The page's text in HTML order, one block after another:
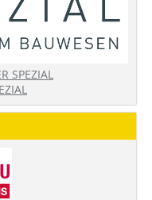
SPEZIAL